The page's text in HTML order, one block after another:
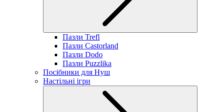
Пазли Trefl
Пазли Castorland
Пазли Dodo
Пазли Puzzlika
Посібники для Нуш
Настільні ігри